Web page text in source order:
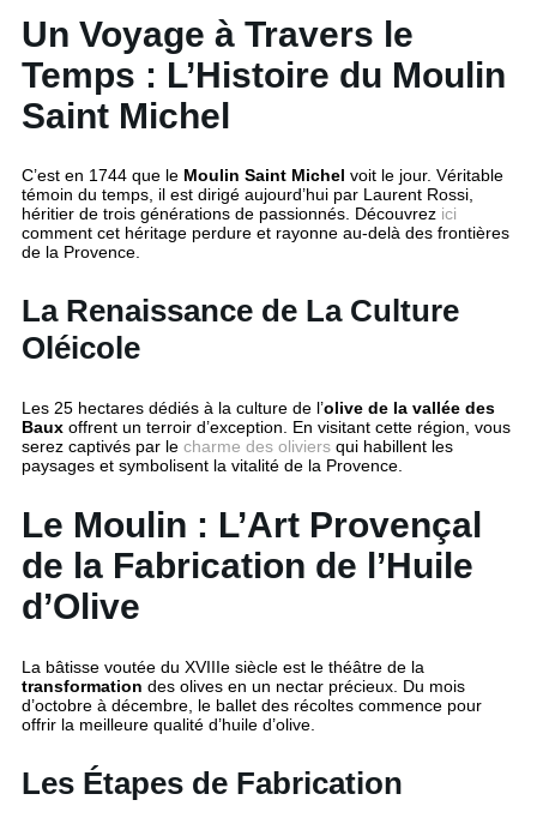
Un Voyage à Travers le
Temps : L’Histoire du Moulin
Saint Michel
C’est en 1744 que le Moulin Saint Michel voit le jour. Véritable
témoin du temps, il est dirigé aujourd’hui par Laurent Rossi,
héritier de trois générations de passionnés. Découvrez ici
comment cet héritage perdure et rayonne au-delà des frontières
de la Provence.
La Renaissance de La Culture
Oléicole
Les 25 hectares dédiés à la culture de l’olive de la vallée des
Baux offrent un terroir d’exception. En visitant cette région, vous
serez captivés par le charme des oliviers qui habillent les
paysages et symbolisent la vitalité de la Provence.
Le Moulin : L’Art Provençal
de la Fabrication de l’Huile
d’Olive
La bâtisse voutée du XVIIIe siècle est le théâtre de la
transformation des olives en un nectar précieux. Du mois
d’octobre à décembre, le ballet des récoltes commence pour
offrir la meilleure qualité d’huile d’olive.
Les Étapes de Fabrication